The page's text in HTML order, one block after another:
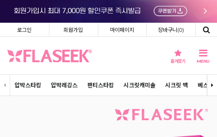
로그인 회원가입 마이페이지 장바구니(0)
즐겨찾기 MENU
압박스타킹 압박레깅스 팬티스타킹 시크릿캐미솔 시크릿 백 베스트